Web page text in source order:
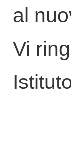
al
Vi